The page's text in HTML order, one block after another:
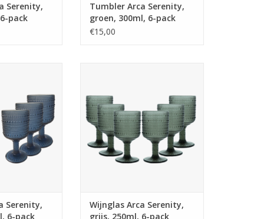
Serenity,
pack
Tumbler Arca Serenity,
groen, 300ml, 6-pack
€15,00
met een
look, past
de vaatwas
paars, blauw,
en helder
tumbler en
Serenity,
6-pack
unieke en robuuste look, past
voor elke gelegenheid.
Geschikt voor de vaatwas
Beschikbaar in paars, blauw,
grijs, groen en helder
Bestaat in 2 versies: tumbler en
Wijnglas Arca Serenity,
grijs, 250ml, 6-pack